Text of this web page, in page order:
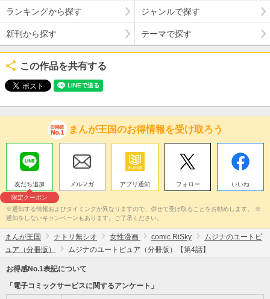
ランキングから探す ジャンルで探す
新刊から探す テーマで探す
この作品を共有する
まんが王国のお得情報を受け取ろう
友だち追加
限定クーポン
メルマガ アプリ通知 フォロー いいね
※通知する情報およびタイミングが異なりますので、併せて受け取ることをお勧めします。 ※
通知をしないキャンペーンもあります。ご了承ください。
まんが王国 ナトリ無シオ 女性漫画 comic RiSky
ムジナのユートピ
ュア（分冊版）
ムジナのユートピュア（分冊版）【第4話】
お得感No.1表記について
「電子コミックサービスに関するアンケート」